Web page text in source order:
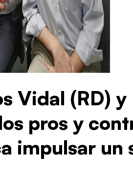
Vidal (RD) y
pros y
impulsar un